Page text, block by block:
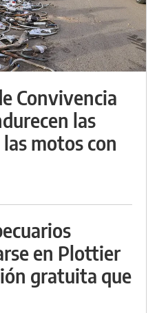
Convivencia
las
motos con
en Plottier
gratuita que